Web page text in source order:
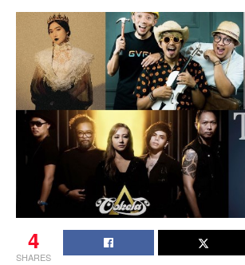
4
SHARES